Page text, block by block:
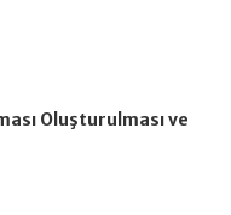
Oluşturulması ve